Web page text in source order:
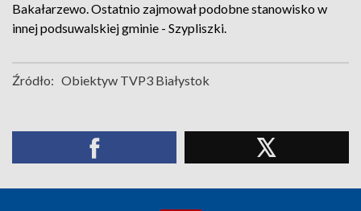
Bakałarzewo. Ostatnio zajmował podobne stanowisko w
innej podsuwalskiej gminie - Szypliszki.
Źródło: Obiektyw TVP3 Białystok